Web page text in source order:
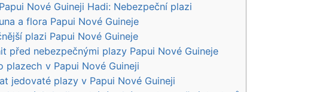
Nové Guineji Hadi: Nebezpeční plazi
a flora Papui Nové Guineje
plazi Papui Nové Guineje
před nebezpečnými plazy Papui Nové Guineje
plazech v Papui Nové Guineji
jedovaté plazy v Papui Nové Guineji